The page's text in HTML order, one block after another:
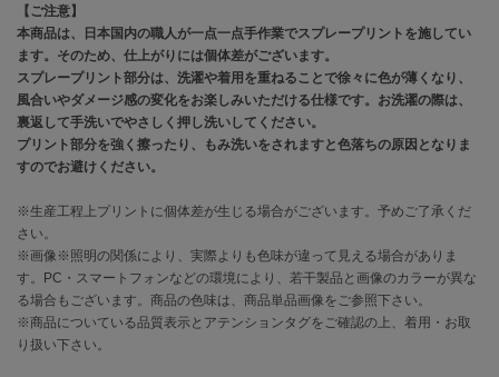
emmi atelier
エミ アトリエ
emmi yoga
エミヨガ
ETRÉ TOKYO
エトレトウキョウ
アイ
FILA
フィラ
【ご注意】
本商品は、日本国内の職人が一点一点手作業でスプレープリントを施してい
ます。そのため、仕上がりには個体差がございます。
スプレープリント部分は、洗濯や着用を重ねることで徐々に色が薄くなり、
風合いやダメージ感の変化をお楽しみいただける仕様です。お洗濯の際は、
裏返して手洗いでやさしく押し洗いしてください。
プリント部分を強く擦ったり、もみ洗いをされますと色落ちの原因となりま
すのでお避けください。
※生産工程上プリントに個体差が生じる場合がございます。予めご了承くだ
さい。
※画像※照明の関係により、実際よりも色味が違って見える場合がありま
す。PC・スマートフォンなどの環境により、若干製品と画像のカラーが異な
る場合もございます。商品の色味は、商品単品画像をご参照下さい。
※商品についている品質表示とアテンションタグをご確認の上、着用・お取
り扱い下さい。